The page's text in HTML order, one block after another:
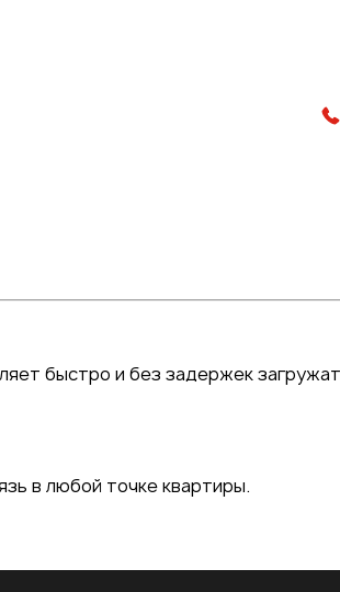
быстро и без задержек
в любой точке квартиры.